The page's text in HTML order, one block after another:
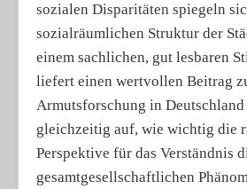
sozialen Disparitäten spiegeln
sozialräumlichen Struktur der
einem sachlichen, gut lesbaren
liefert einen wertvollen Beitrag
Armutsforschung in
gleichzeitig auf, wie wichtig die
Perspektive für das Verständnis
gesamtgesellschaftlichen